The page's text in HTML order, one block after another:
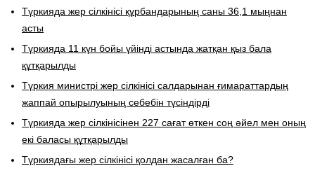
Түркияда жер сілкінісі құрбандарының саны 36,1 мыңнан
асты
Түркияда 11 күн бойы үйінді астында жатқан қыз бала
құтқарылды
Түркия министрі жер сілкінісі салдарынан ғимараттардың
жаппай опырылуының себебін түсіндірді
Түркияда жер сілкінісінен 227 сағат өткен соң әйел мен оның
екі баласы құтқарылды
Түркиядағы жер сілкінісі қолдан жасалған ба?